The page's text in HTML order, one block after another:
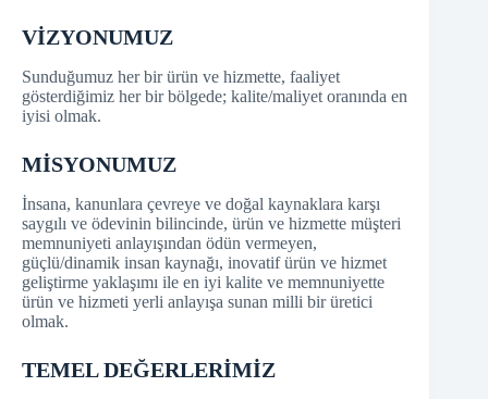
VİZYONUMUZ
Sunduğumuz her bir ürün ve hizmette, faaliyet
gösterdiğimiz her bir bölgede; kalite/maliyet oranında en
iyisi olmak.
MİSYONUMUZ
İnsana, kanunlara çevreye ve doğal kaynaklara karşı
saygılı ve ödevinin bilincinde, ürün ve hizmette müşteri
memnuniyeti anlayışından ödün vermeyen,
güçlü/dinamik insan kaynağı, inovatif ürün ve hizmet
geliştirme yaklaşımı ile en iyi kalite ve memnuniyette
ürün ve hizmeti yerli anlayışa sunan milli bir üretici
olmak.
TEMEL DEĞERLERİMİZ